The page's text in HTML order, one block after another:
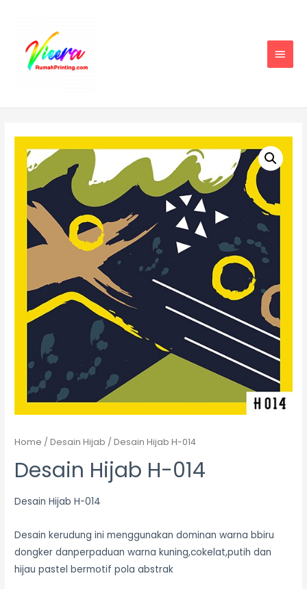
Home /Desain Hijab / Desain Hijab H-014
Desain Hijab H-014
Desain Hijab H-014
Desain kerudung ini menggunakan dominan warna bbiru
dongker danperpaduan warna kuning,cokelat,putih dan
hijau pastel bermotif pola abstrak